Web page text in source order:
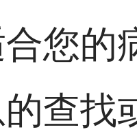
您的
查找